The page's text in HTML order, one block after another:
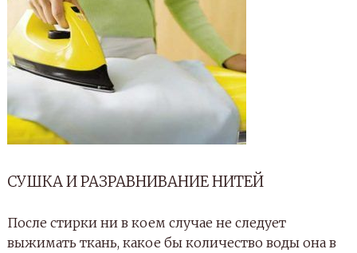
СУШКА И РАЗРАВНИВАНИЕ НИТЕЙ
После стирки ни в коем случае не следует
выжимать ткань, какое бы количество воды она в